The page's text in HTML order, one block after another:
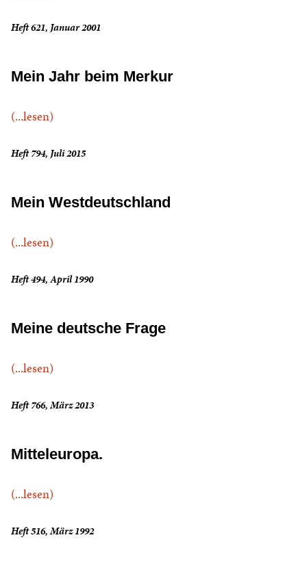
Heft 621, Januar 2001
Mein Jahr beim Merkur
(...lesen)
Heft 794, Juli 2015
Mein Westdeutschland
(...lesen)
Heft 494, April 1990
Meine deutsche Frage
(...lesen)
Heft 766, März 2013
Mitteleuropa.
(...lesen)
Heft 516, März 1992